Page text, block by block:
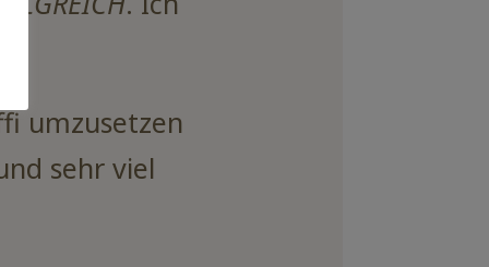
umzusetzen
sehr viel